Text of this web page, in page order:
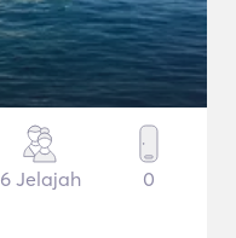
6 Jelajah 0